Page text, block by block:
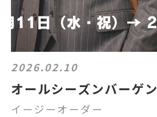
2026.02.10
オールシーズンバーゲン
イージーオーダー